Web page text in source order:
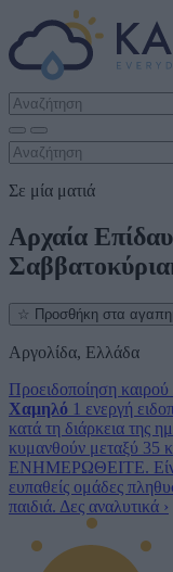
Σε μία ματιά
Αρχαία
☆ Προσθήκη στα
Αργολίδα, Ελλάδα
Προειδοποίηση καιρού
Χαμηλό 1 ενεργή
κατά τη διάρκεια της
κυμανθούν μεταξύ 35
ΕΝΗΜΕΡΩΘΕΙΤΕ. Είναι
ευπαθείς ομάδες
παιδιά. Δες αναλυτικά ›